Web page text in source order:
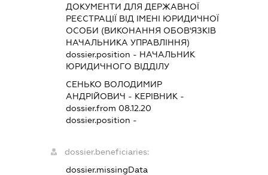
ДОКУМЕНТИ ДЛЯ ДЕРЖАВНОЇ
РЕЄСТРАЦІЇ ВІД ІМЕНІ ЮРИДИЧНОЇ
ОСОБИ (ВИКОНАННЯ ОБОВ'ЯЗКІВ
НАЧАЛЬНИКА УПРАВЛІННЯ)
dossier.position - НАЧАЛЬНИК
ЮРИДИЧНОГО ВІДДІЛУ
СЕНЬКО ВОЛОДИМИР
АНДРІЙОВИЧ - КЕРІВНИК -
dossier.from 08.12.20
dossier.position -
dossier.beneficiaries:
dossier.missingData